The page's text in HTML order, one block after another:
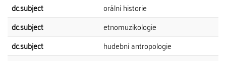
dc.subject
orální historie
dc.subject
etnomuzikologie
dc.subject
hudební antropologie